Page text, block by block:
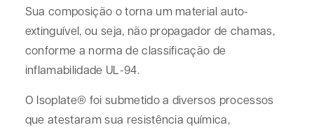
Sua composição o torna um material auto-
extinguível, ou seja, não propagador de chamas,
conforme a norma de classificação de
inflamabilidade UL-94.
O Isoplate® foi submetido a diversos processos
que atestaram sua resistência química,